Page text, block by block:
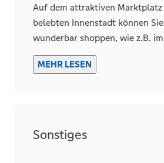
uns Ihre schriftliche Anfrage
Kontaktbutton „Anbieter
kontaktieren/Nachricht senden“
E-Mail zugeschickt.
Auf dem attraktiven
belebten Innenstadt können
wunderbar shoppen, wie z.B.
oder in der neuen Ems Galerie,
einem der zahlreichen Cafés
selbstverständlich!
MEHR LESEN
Sonstiges